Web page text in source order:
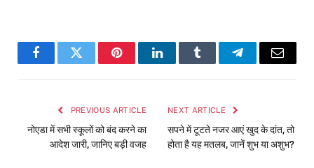
FacebookTwitter PinterestLinkedInTumblr TelegramEmail
PREVIOUS ARTICLE
नोएडा में सभी स्कूलों को बंद करने का
आदेश जारी, जानिए बड़ी वजह
NEXT ARTICLE
सपने में टूटते नजर आएं खुद के दांत, तो
होता है यह मतलब, जानें शुभ या अशुभ?